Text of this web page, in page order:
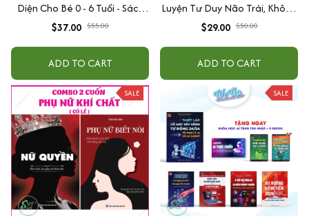
Diện Cho Bé 0 - 6 Tuổi - Sách
Song Ngữ Việt - Anh
$37.00 $55.00
ADD TO CART
Luyện Tư Duy Não Trái, Không
Não Phải - Đánh Thức Tiềm
$29.00 $50.00
ADD TO CART
SALE SALE